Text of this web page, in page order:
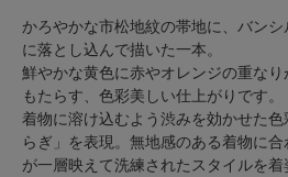
かろやかな市松地紋の帯地に、バン
に落とし込んで描いた一本。
鮮やかな黄色に赤やオレンジの重な
もたらす、色彩美しい仕上がりです。
着物に溶け込むよう渋みを効かせた
らぎ」を表現。無地感のある着物に
が一層映えて洗練されたスタイルを